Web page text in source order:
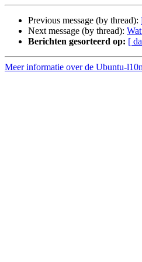
Previous message (by thread):
Next message (by thread):
Berichten gesorteerd op: [
Meer informatie over de Ubuntu-